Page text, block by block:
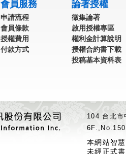
會員服務
申請流程
會員條款
授權費用
付款方式
論著授權
徵集論著
啟用授權專區
權利金計算說明
授權合約書下載
投稿基本資料表
104 台北
本網站智
未經正式